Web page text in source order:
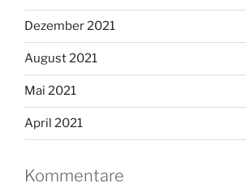
Dezember 2021
August 2021
Mai 2021
April 2021
Kommentare